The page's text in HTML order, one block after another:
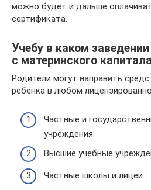
можно будет и дальше
сертификата.
Учебу в каком
с материнского капитала
Родители могут направить
ребенка в любом
Частные и
учреждения.
Высшие учебные
Частные школы и лицеи.